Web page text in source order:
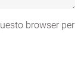
browser per